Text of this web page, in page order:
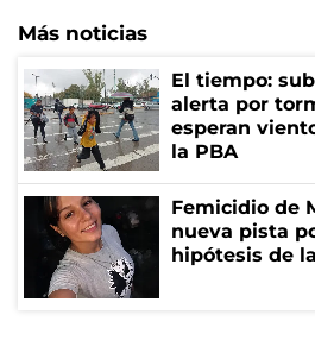
Más noticias
El tiempo:
alerta por
esperan
la PBA
Femicidio de
nueva pista
hipótesis de